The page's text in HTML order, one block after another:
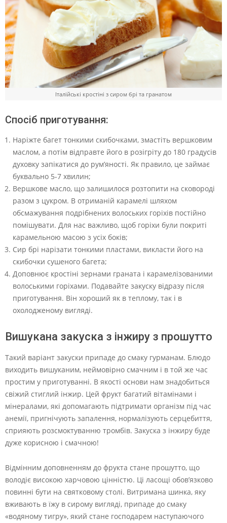
Італійські кростіні з сиром брі та гранатом
Спосіб приготування:
Наріжте багет тонкими скибочками, змастіть вершковим
маслом, а потім відправте його в розігріту до 180 градусів
духовку запікатися до рум’яності. Як правило, це займає
буквально 5-7 хвилин;
Вершкове масло, що залишилося розтопити на сковороді
разом з цукром. В отриманій карамелі шляхом
обсмажування подрібнених волоських горіхів постійно
помішувати. Для нас важливо, щоб горіхи були покриті
карамельною масою з усіх боків;
Сир брі нарізати тонкими пластами, викласти його на
скибочки сушеного багета;
Доповнює кростіні зернами граната і карамелізованими
волоськими горіхами. Подавайте закуску відразу після
приготування. Він хороший як в теплому, так і в
охолодженому вигляді.
Вишукана закуска з інжиру з прошутто
Такий варіант закуски припаде до смаку гурманам. Блюдо
виходить вишуканим, неймовірно смачним і в той же час
простим у приготуванні. В якості основи нам знадобиться
свіжий стиглий інжир. Цей фрукт багатий вітамінами і
мінералами, які допомагають підтримати організм під час
анемії, пригнічують запалення, нормалізують серцебиття,
сприяють розсмоктуванню тромбів. Закуска з інжиру буде
дуже корисною і смачною!
Відмінним доповненням до фрукта стане прошутто, що
володіє високою харчовою цінністю. Ці ласощі обов’язково
повинні бути на святковому столі. Витримана шинка, яку
вживають в їжу в сирому вигляді, припаде до смаку
«водяному тигру», який стане господарем наступаючого